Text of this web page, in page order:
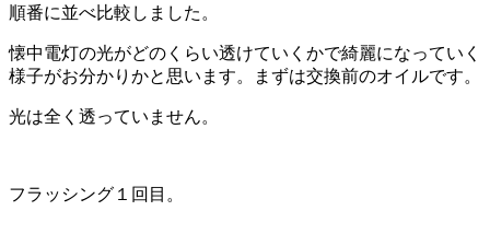
順番に並べ比較しました。
懐中電灯の光がどのくらい透けていくかで綺麗になっていく
様子がお分かりかと思います。まずは交換前のオイルです。
光は全く透っていません。
フラッシング１回目。